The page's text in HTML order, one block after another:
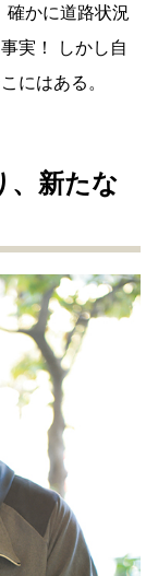
確かに道路状況
実！ しかし自
にはある。
、新たな